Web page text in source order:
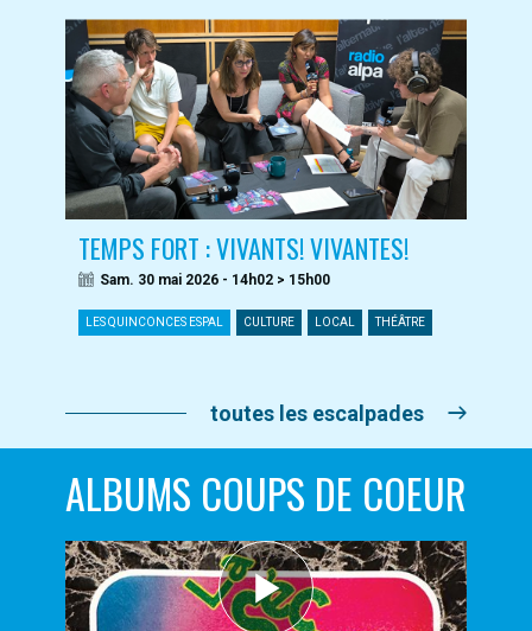
TEMPS FORT : VIVANTS! VIVANTES!
Sam. 30 mai 2026 - 14h02 > 15h00
LES QUINCONCES ESPAL CULTURE LOCAL THÉÂTRE
toutes les escalpades
ALBUMS COUPS DE COEUR